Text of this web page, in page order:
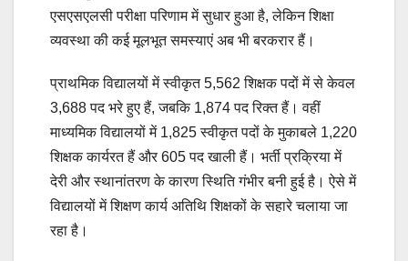
एसएसएलसी परीक्षा परिणाम में सुधार हुआ है, लेकिन शिक्षा
व्यवस्था की कई मूलभूत समस्याएं अब भी बरकरार हैं।
प्राथमिक विद्यालयों में स्वीकृत 5,562 शिक्षक पदों में से केवल
3,688 पद भरे हुए हैं, जबकि 1,874 पद रिक्त हैं। वहीं
माध्यमिक विद्यालयों में 1,825 स्वीकृत पदों के मुकाबले 1,220
शिक्षक कार्यरत हैं और 605 पद खाली हैं। भर्ती प्रक्रिया में
देरी और स्थानांतरण के कारण स्थिति गंभीर बनी हुई है। ऐसे में
विद्यालयों में शिक्षण कार्य अतिथि शिक्षकों के सहारे चलाया जा
रहा है।